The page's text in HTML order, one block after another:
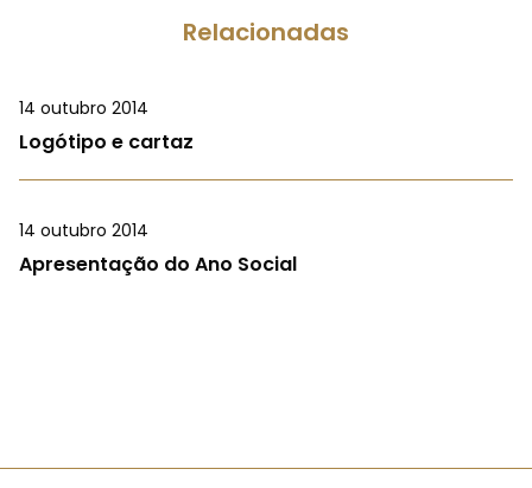
Relacionadas
14 outubro 2014
Logótipo e cartaz
14 outubro 2014
Apresentação do Ano Social